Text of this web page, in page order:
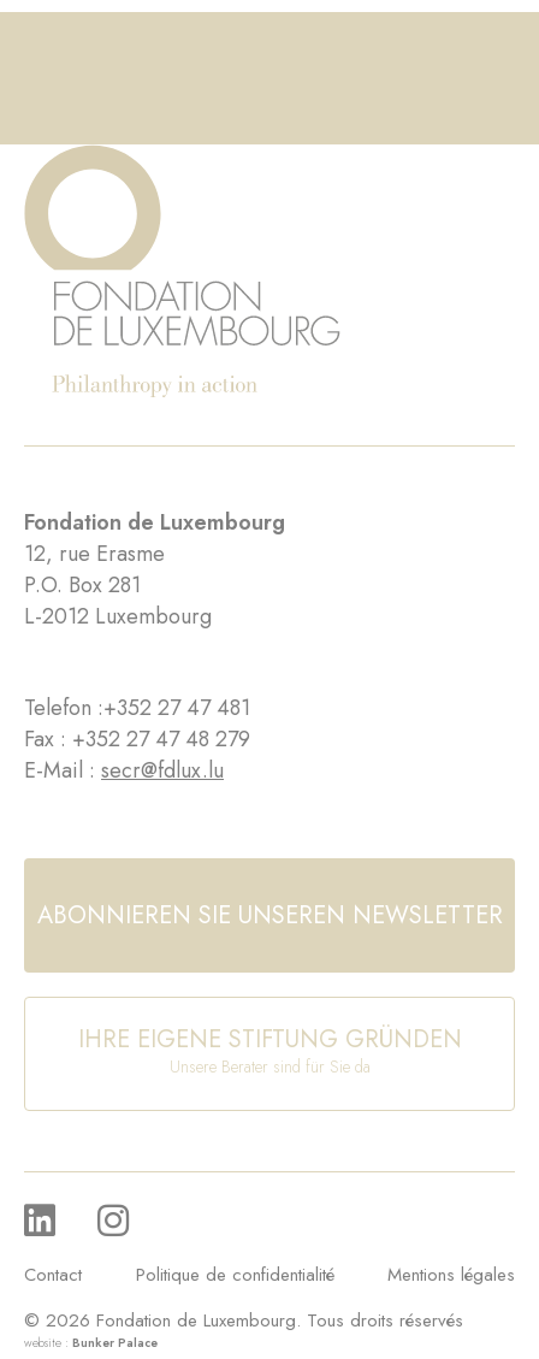
Fondation de Luxembourg
12, rue Erasme
P.O. Box 281
L-2012 Luxembourg
Telefon :+352 27 47 481
Fax : +352 27 47 48 279
E-Mail : secr@fdlux.lu
ABONNIEREN SIE UNSEREN NEWSLETTER
IHRE EIGENE STIFTUNG GRÜNDEN
Unsere Berater sind für Sie da
Contact Politique de confidentialité
Mentions légales
© 2026 Fondation de Luxembourg. Tous droits réservés
website : Bunker Palace